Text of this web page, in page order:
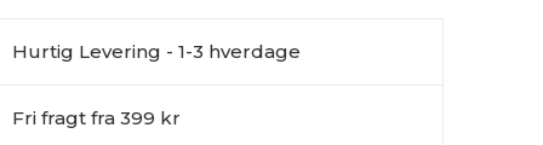
Hurtig Levering - 1-3 hverdage
Fri fragt fra 399 kr